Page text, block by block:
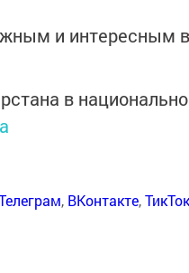
и интересным в
в
, ВКонтакте,ТикТок